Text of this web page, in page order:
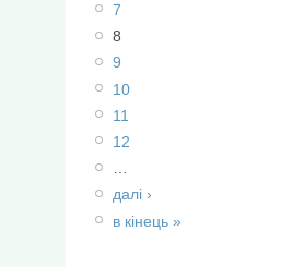
7
8
9
10
11
12
…
далі ›
в кінець »